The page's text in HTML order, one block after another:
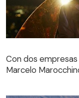
Con dos
Marcelo